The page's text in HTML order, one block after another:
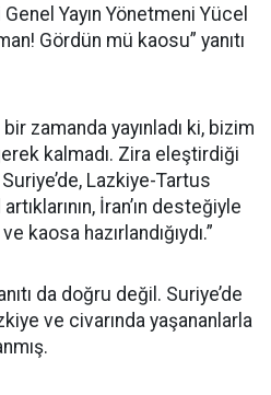
Yayın Yönetmeni Yücel
Gördün mü kaosu” yanıtı
zamanda yayınladı ki, bizim
kalmadı. Zira eleştirdiği
Lazkiye-Tartus
İran’ın desteğiyle
kaosa hazırlandığıydı.”
da doğru değil. Suriye’de
ve civarında yaşananlarla